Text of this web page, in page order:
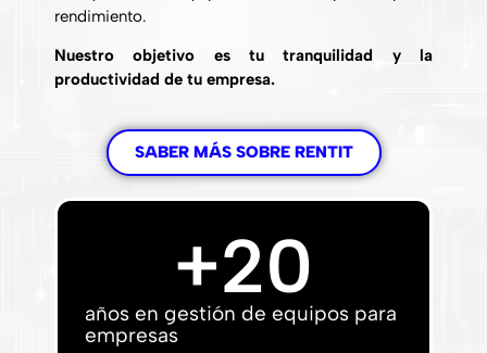
rendimiento.
Nuestro objetivo es tu tranquilidad y la
productividad de tu empresa.
SABER MÁS SOBRE RENTIT
años en gestión de equipos para
empresas
+20